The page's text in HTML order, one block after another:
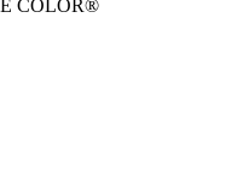
COLOR®